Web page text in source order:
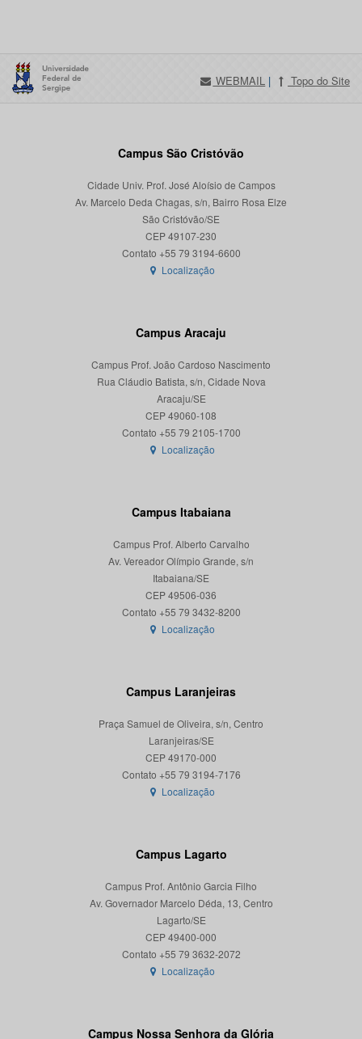
WEBMAIL | Topo do Site
Campus São Cristóvão
Cidade Univ. Prof. José Aloísio de Campos
Av. Marcelo Deda Chagas, s/n, Bairro Rosa Elze
São Cristóvão/SE
CEP 49107-230
Localização
Campus Aracaju
Campus Prof. João Cardoso Nascimento
Rua Cláudio Batista, s/n, Cidade Nova
Aracaju/SE
CEP 49060-108
Localização
Campus Itabaiana
Campus Prof. Alberto Carvalho
Av. Vereador Olímpio Grande, s/n
Itabaiana/SE
CEP 49506-036
Localização
Campus Laranjeiras
Praça Samuel de Oliveira, s/n, Centro
Laranjeiras/SE
CEP 49170-000
Localização
Campus Lagarto
Campus Prof. Antônio Garcia Filho
Av. Governador Marcelo Déda, 13, Centro
Lagarto/SE
CEP 49400-000
Localização
Campus Nossa Senhora da Glória